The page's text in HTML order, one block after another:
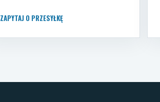
ZAPYTAJ O PRZESYŁKĘ